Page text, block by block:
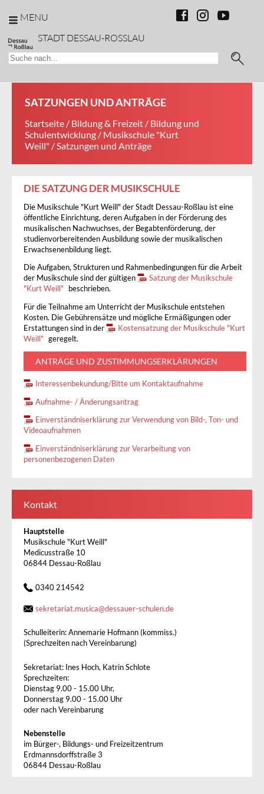
MENU
STADT DESSAU-ROSSLAU
SATZUNGEN UND ANTRÄGE
Startseite / Bildung & Freizeit / Bildung und
Schulentwicklung / Musikschule "Kurt
Weill" / Satzungen und Anträge
DIE SATZUNG DER MUSIKSCHULE
Die Musikschule "Kurt Weill" der Stadt Dessau-Roßlau ist eine
öffentliche Einrichtung, deren Aufgaben in der Förderung des
musikalischen Nachwuchses, der Begabtenförderung, der
studienvorbereitenden Ausbildung sowie der musikalischen
Erwachsenenbildung liegt.
Die Aufgaben, Strukturen und Rahmenbedingungen für die Arbeit
der Musikschule sind der gültigen
Satzung der Musikschule
"Kurt Weill"
beschrieben.
Für die Teilnahme am Unterricht der Musikschule entstehen
Kosten. Die Gebührensätze und mögliche Ermäßigungen oder
Erstattungen sind in der
Kostensatzung der Musikschule "Kurt
Weill" geregelt.
ANTRÄGE UND ZUSTIMMUNGSERKLÄRUNGEN
Interessenbekundung/Bitte um Kontaktaufnahme
Aufnahme- / Änderungsantrag
Einverständniserklärung zur Verwendung von Bild-, Ton- und
Videoaufnahmen
Einverständniserklärung zur Verarbeitung von
personenbezogenen Daten
Kontakt
Hauptstelle
Musikschule "Kurt Weill"
Medicusstraße 10
06844 Dessau-Roßlau
0340 214542
sekretariat.musica@dessauer-schulen.de
Schulleiterin: Annemarie Hofmann (kommiss.)
(Sprechzeiten nach Vereinbarung)
Sekretariat: Ines Hoch, Katrin Schlote
Sprechzeiten:
Dienstag 9.00 - 15.00 Uhr,
Donnerstag 9.00 - 15.00 Uhr
oder nach Vereinbarung
Nebenstelle
im Bürger-, Bildungs- und Freizeitzentrum
Erdmannsdorffstraße 3
06844 Dessau-Roßlau